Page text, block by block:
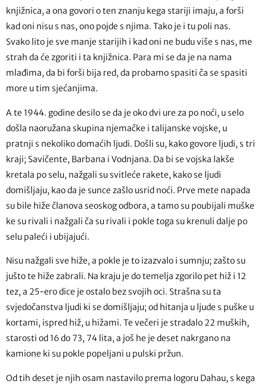
knjižnica, a ona govori o ten znanju kega stariji imaju, a forši
kad oni nisu s nas, ono pojde s njima. Tako je i tu poli nas.
Svako lito je sve manje starijih i kad oni ne budu više s nas, me
strah da će zgoriti i ta knjižnica. Para mi se da je na nama
mlađima, da bi forši bija red, da probamo spasiti ča se spasiti
more u tim sjećanjima.
A te 1944. godine desilo se da je oko dvi ure za po noći, u selo
došla naoružana skupina njemačke i talijanske vojske, u
pratnji s nekoliko domaćih ljudi. Došli su, kako govore ljudi, s tri
kraji; Savičente, Barbana i Vodnjana. Da bi se vojska lakše
kretala po selu, nažgali su svitleće rakete, kako se ljudi
domišljaju, kao da je sunce zašlo usrid noći. Prve mete napada
su bile hiže članova seoskog odbora, a tamo su poubijali muške
ke su rivali i nažgali ča su rivali i pokle toga su krenuli dalje po
selu paleći i ubijajući.
Nisu nažgali sve hiže, a pokle je to izazvalo i sumnju; zašto su
jušto te hiže zabrali. Na kraju je do temelja zgorilo pet hiž i 12
tez, a 25-ero dice je ostalo bez svojih oci. Strašna su ta
svjedočanstva ljudi ki se domišljaju; od hitanja u ljude s puške u
kortami, ispred hiž, u hižami. Te večeri je stradalo 22 muških,
starosti od 16 do 73, 74 lita, a još he je deset nakrgano na
kamione ki su pokle popeljani u pulski pržun.
Od tih deset je njih osam nastavilo prema logoru Dahau, s kega